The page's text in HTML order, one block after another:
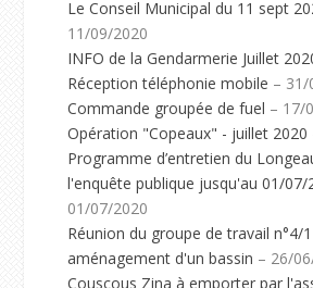
Le Conseil Municipal du 11 sept
11/09/2020
INFO de la Gendarmerie Juillet
Réception téléphonie mobile – 31/
Commande groupée de fuel – 17/
Opération "Copeaux" - juillet 2020
Programme d’entretien du
l'enquête publique jusqu'au 01/07/
01/07/2020
Réunion du groupe de travail n°4/1
aménagement d'un bassin – 26/
Couscous Zina à emporter par